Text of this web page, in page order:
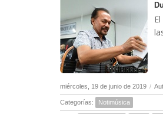
miércoles, 19 de junio de 2019 /
Categorías: Notimúsica